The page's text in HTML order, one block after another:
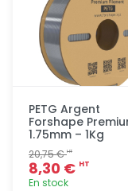
PETG Argent
Forshape
1.75mm – 1Kg
20,75 €HT
8,30 € HT
En stock